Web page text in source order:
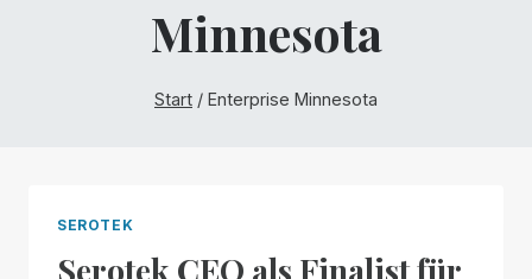
Minnesota
Start / Enterprise Minnesota
SEROTEK
Serotek CEO als Finalist für